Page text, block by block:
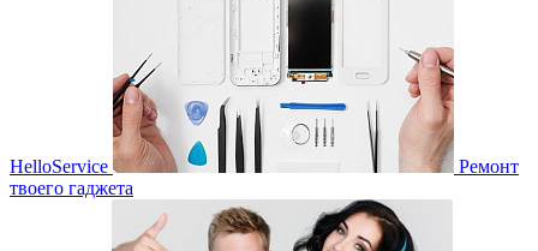
HelloService
Ремонт
твоего гаджета